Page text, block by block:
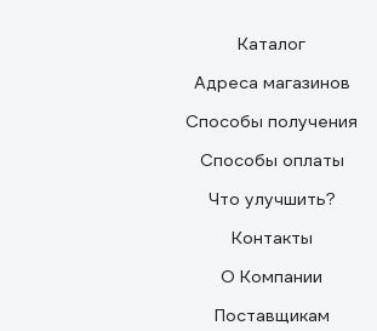
Каталог
Адреса магазинов
Способы получения
Способы оплаты
Что улучшить?
Контакты
О Компании
Поставщикам